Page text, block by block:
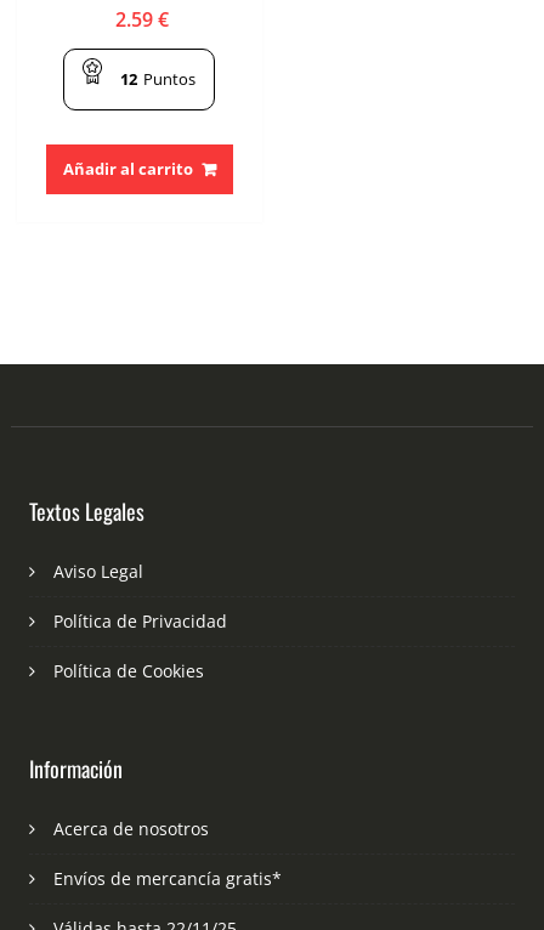
2.59€
12 Puntos
Añadir al carrito
Textos Legales
Aviso Legal
Política de Privacidad
Política de Cookies
Información
Acerca de nosotros
Envíos de mercancía gratis*